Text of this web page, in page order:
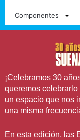
Componentes
¡Celebramos 30
queremos celebrarlo
un espacio que nos
una misma
En esta edición, las